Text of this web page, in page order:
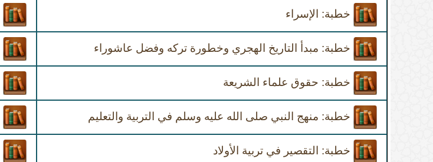
خطبة: الإسراء
خطبة: مبدأ التاريخ الهجري وخطورة تركه وفضل عاشوراء
خطبة: حقوق علماء الشريعة
خطبة: منهج النبي صلى الله عليه وسلم في التربية والتعليم
خطبة: التقصير في تربية الأولاد